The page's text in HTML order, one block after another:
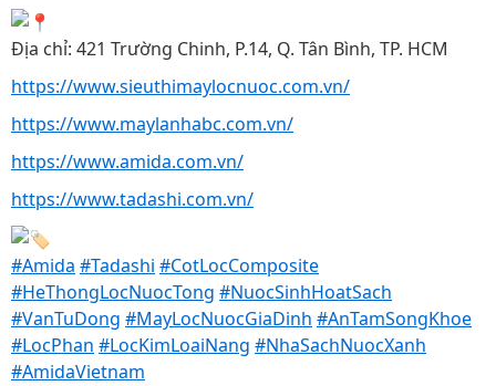
Địa chỉ: 421 Trường Chinh, P.14, Q. Tân Bình, TP. HCM
https://www.sieuthimaylocnuoc.com.vn/
https://www.maylanhabc.com.vn/
https://www.amida.com.vn/
https://www.tadashi.com.vn/
#Amida #Tadashi #CotLocComposite
#HeThongLocNuocTong #NuocSinhHoatSach
#VanTuDong #MayLocNuocGiaDinh #AnTamSongKhoe
#LocPhan #LocKimLoaiNang #NhaSachNuocXanh
#AmidaVietnam